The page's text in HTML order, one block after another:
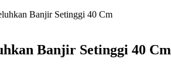
Banjir Setinggi 40 Cm
Banjir Setinggi 40 Cm